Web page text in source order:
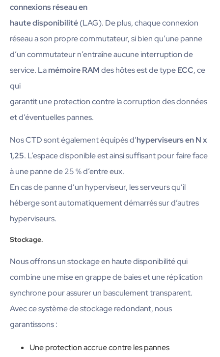
connexions réseau en
haute disponibilité(LAG). De plus, chaque connexion
réseau a son propre commutateur, si bien qu’une panne
d’un commutateur n’entraîne aucune interruption de
service. Lamémoire RAMdes hôtes est de typeECC, ce
qui
garantit une protection contre la corruption des données
et d’éventuelles pannes.
Nos CTD sont également équipés d’hyperviseurs en N x
1,25. L’espace disponible est ainsi suffisant pour faire face
à une panne de 25 % d’entre eux.
En cas de panne d’un hyperviseur, les serveurs qu’il
héberge sont automatiquement démarrés sur d’autres
hyperviseurs.
Stockage.
Nous offrons un stockage en haute disponibilité qui
combine une mise en grappe de baies et une réplication
synchrone pour assurer un basculement transparent.
Avec ce système de stockage redondant, nous
garantissons :
Une protection accrue contre les pannes